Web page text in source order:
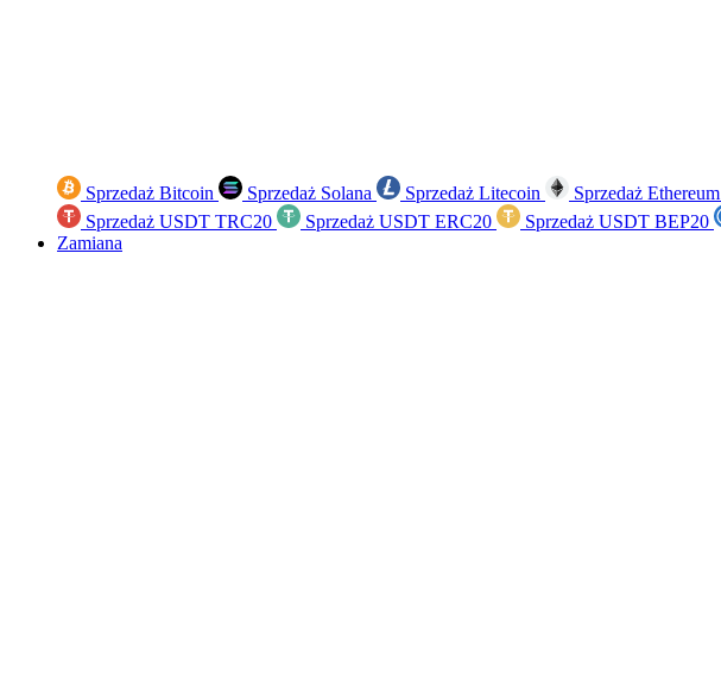
Sprzedaż Bitcoin Sprzedaż Solana Sprzedaż Litecoin Sprzedaż Ethereum
Sprzedaż USDT TRC20
Sprzedaż USDT ERC20 Sprzedaż USDT BEP20
Zamiana